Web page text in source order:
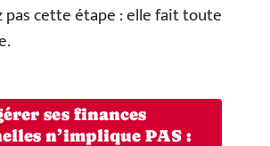
pas cette étape : elle fait toute
ses finances
n’implique PAS :